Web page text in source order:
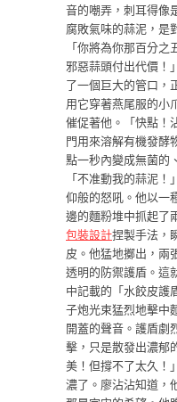
音的嘲弄，刺耳得像
腐敗氣味的蒜泥，是
「你將為你那百分
邪惡蒜頭付出代價！
了一個巨大的管口，
用它穿著燕尾服的小
催促著他。「快點！
門用來溶解有機發酵
點一秒內變成無菌的
「不准動我的蒜泥
仰般的怒吼。他以一
邊的麵粉堆中抓起了
包裝設計捏製手法，
皮。他猛地擲出，兩
透明的防禦護盾。這
中記載的「水餃皮護
子炮光束猛烈地擊中
開蓋的聲音。護盾劇
擊，只是散發出濃郁
美！但撐不了太久！
濃了。廖沾沾知道，